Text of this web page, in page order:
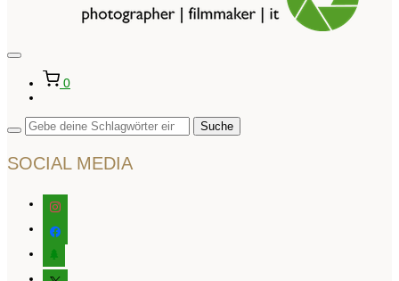
Seitenleiste
Navigation
umschalten
0
SOCIAL MEDIA
instagram
facebook
tree
x